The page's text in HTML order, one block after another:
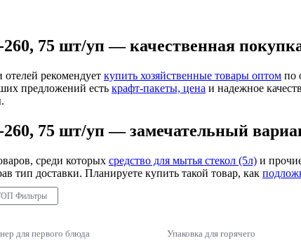
75 шт/уп — качественная
рекомендует купить хозяйственные товары оптом по
предложений есть крафт-пакеты, цена и надежное
75 шт/уп — замечательный
среди которых средство для мытья стекол (5л) и
тип доставки. Планируете купить такой товар, как
Фильтры
для первого блюда Упаковка для горячего